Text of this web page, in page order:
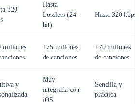
320
Hasta
Lossless (24-
bit)
Hasta 320 kbps
millones
+75 millones
de canciones
+70 millones
de canciones
y
Muy
integrada con
iOS
Sencilla y
práctica